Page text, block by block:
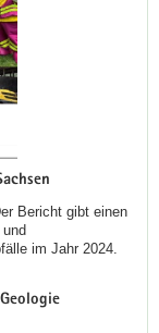
Bericht gibt einen
im Jahr 2024.